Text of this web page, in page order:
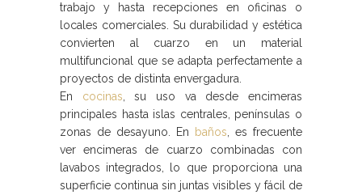
trabajo y hasta recepciones en oficinas o
locales comerciales. Su durabilidad y estética
convierten al cuarzo en un material
multifuncional que se adapta perfectamente a
proyectos de distinta envergadura.
En cocinas, su uso va desde encimeras
principales hasta islas centrales, penínsulas o
zonas de desayuno. En
baños, es frecuente
ver encimeras de cuarzo combinadas con
lavabos integrados, lo que proporciona una
superficie continua sin juntas visibles y fácil de